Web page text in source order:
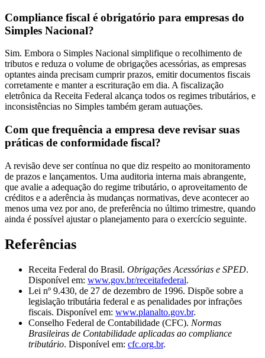
Compliance fiscal é obrigatório para empresas do
Simples Nacional?
Sim. Embora o Simples Nacional simplifique o recolhimento de
tributos e reduza o volume de obrigações acessórias, as empresas
optantes ainda precisam cumprir prazos, emitir documentos fiscais
corretamente e manter a escrituração em dia. A fiscalização
eletrônica da Receita Federal alcança todos os regimes tributários, e
inconsistências no Simples também geram autuações.
Com que frequência a empresa deve revisar suas
práticas de conformidade fiscal?
A revisão deve ser contínua no que diz respeito ao monitoramento
de prazos e lançamentos. Uma auditoria interna mais abrangente,
que avalie a adequação do regime tributário, o aproveitamento de
créditos e a aderência às mudanças normativas, deve acontecer ao
menos uma vez por ano, de preferência no último trimestre, quando
ainda é possível ajustar o planejamento para o exercício seguinte.
Referências
Receita Federal do Brasil. Obrigações Acessórias e SPED.
Disponível em: www.gov.br/receitafederal.
Lei nº 9.430, de 27 de dezembro de 1996. Dispõe sobre a
legislação tributária federal e as penalidades por infrações
fiscais. Disponível em: www.planalto.gov.br.
Conselho Federal de Contabilidade (CFC). Normas
Brasileiras de Contabilidade aplicadas ao compliance
tributário. Disponível em: cfc.org.br.